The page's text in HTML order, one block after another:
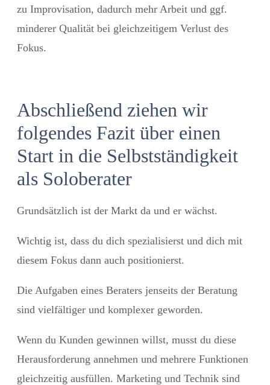
zu Improvisation, dadurch mehr Arbeit und ggf.
minderer Qualität bei gleichzeitigem Verlust des
Fokus.
Abschließend ziehen wir
folgendes Fazit über einen
Start in die Selbstständigkeit
als Soloberater
Grundsätzlich ist der Markt da und er wächst.
Wichtig ist, dass du dich spezialisierst und dich mit
diesem Fokus dann auch positionierst.
Die Aufgaben eines Beraters jenseits der Beratung
sind vielfältiger und komplexer geworden.
Wenn du Kunden gewinnen willst, musst du diese
Herausforderung annehmen und mehrere Funktionen
gleichzeitig ausfüllen. Marketing und Technik sind